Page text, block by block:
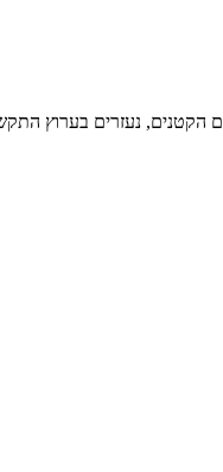
הקטנים, נעזרים בערוץ